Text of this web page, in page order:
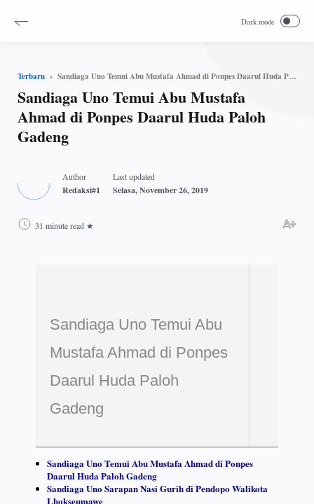
Terbaru Sandiaga Uno Temui Abu Mustafa Ahmad di Ponpes Daarul Huda Paloh Gadeng
Sandiaga Uno Temui Abu Mustafa
Ahmad di Ponpes Daarul Huda Paloh
Gadeng
31 minute read
Sandiaga Uno Temui Abu
Mustafa Ahmad di Ponpes
Daarul Huda Paloh
Gadeng
Sandiaga Uno Temui Abu Mustafa Ahmad di Ponpes
Daarul Huda Paloh Gadeng
Sandiaga Uno Sarapan Nasi Gurih di Pendopo Walikota
Lhokseumawe